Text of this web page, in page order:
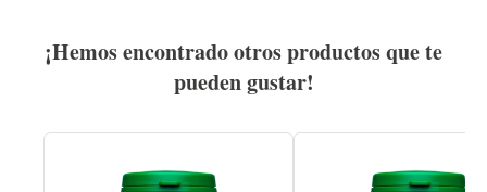
¡Hemos encontrado otros productos que te
pueden gustar!